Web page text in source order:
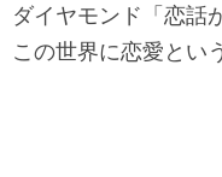
ダイヤモンド「恋話
この世界に恋愛とい